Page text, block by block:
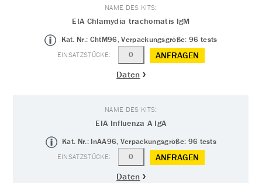
EIA Chlamydia trachomatis IgM
Kat. Nr.: ChtM96, Verpackungsgröße: 96 tests
ANFRAGEN
Daten
EIA Influenza A IgA
Kat. Nr.: InAA96, Verpackungsgröße: 96 tests
ANFRAGEN
Daten